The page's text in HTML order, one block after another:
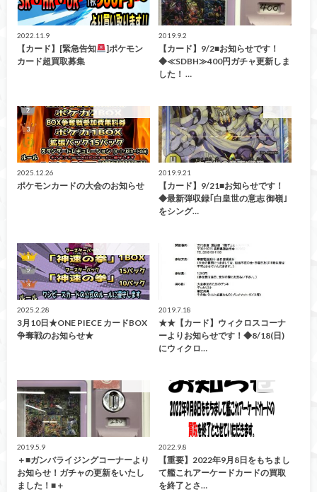
2022.11.9
【カード】[緊急告知
]ポケモン
カード超買取募集
2019.9.2
【カード】9/2■お知らせです！
◆≪SDBH≫400円ガチャ更新しま
した！ …
イベント情報！
2025.12.26
ポケモンカードの大会のお知らせ
2019.9.21
【カード】9/21■お知らせです！
◆最新弾収録｢白皇世の意志 御嶺｣
をシング…
イベント情報！
2025.2.28
3月10日★ONE PIECE カードBOX
争奪戦のお知らせ★
2019.7.18
★★【カード】ウィクロスコーナ
ーよりお知らせです！◆8/18(日)
にウィクロ…
2019.5.9
＋■ガンバライジングコーナーより
お知らせ！ガチャの更新をいたし
ました！■＋
買取情報
2022.9.8
【重要】2022年9月8日をもちまし
て艦これアーケードカードの買取
を終了とさ…